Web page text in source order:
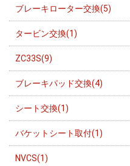
ブレーキローター交換(5)
タービン交換(1)
ZC33S(9)
ブレーキパッド交換(4)
シート交換(1)
バケットシート取付(1)
NVCS(1)